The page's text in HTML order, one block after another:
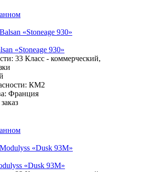
«Stoneage 930»
33 Класс - коммерческий,
КМ2
Франция
«Dusk 93M»